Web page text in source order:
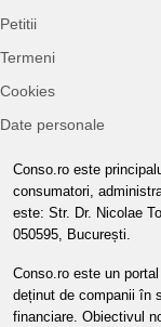
Petitii
Termeni
Cookies
Date personale
Conso.ro este
consumatori,
este: Str. Dr. Nicolae
050595, București.
Conso.ro este un
deținut de companii în
financiare. Obiectivul